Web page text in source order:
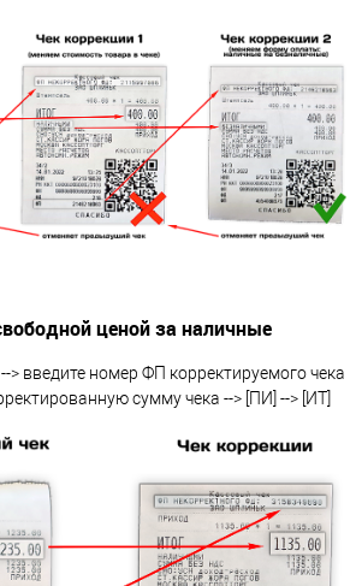
ценой за наличные
--> введите номер ФП корректируемого чека
сумму чека --> [ПИ] --> [ИТ]